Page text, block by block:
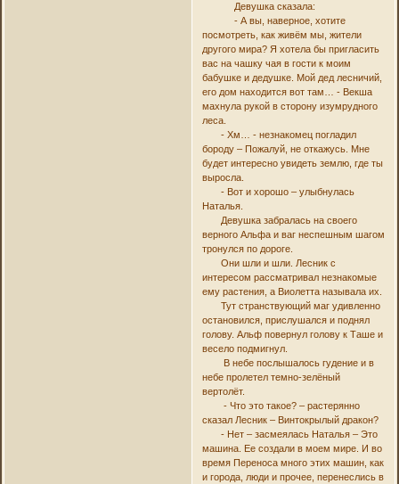
Девушка сказала:
- А вы, наверное, хотите
посмотреть, как живём мы, жители
другого мира? Я хотела бы пригласить
вас на чашку чая в гости к моим
бабушке и дедушке. Мой дед лесничий,
его дом находится вот там… - Векша
махнула рукой в сторону изумрудного
леса.
- Хм… - незнакомец погладил
бороду – Пожалуй, не откажусь. Мне
будет интересно увидеть землю, где ты
выросла.
- Вот и хорошо – улыбнулась
Наталья.
Девушка забралась на своего
верного Альфа и ваг неспешным шагом
тронулся по дороге.
Они шли и шли. Лесник с
интересом рассматривал незнакомые
ему растения, а Виолетта называла их.
Тут странствующий маг удивленно
остановился, прислушался и поднял
голову. Альф повернул голову к Таше и
весело подмигнул.
В небе послышалось гудение и в
небе пролетел темно-зелёный
вертолёт.
- Что это такое? – растерянно
сказал Лесник – Винтокрылый дракон?
- Нет – засмеялась Наталья – Это
машина. Ее создали в моем мире. И во
время Переноса много этих машин, как
и города, люди и прочее, перенеслись в